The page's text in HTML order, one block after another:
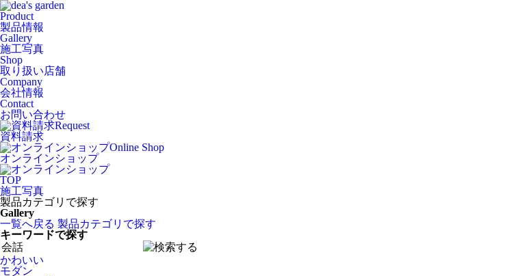
Product
製品情報
Gallery
施工写真
Shop
取り扱い店舗
Company
会社情報
Contact
お問い合わせ
Request
資料請求
Online Shop
オンラインショップ
TOP
施工写真
製品カテゴリで探す
Gallery
一覧へ戻る 製品カテゴリで探す
キーワードで探す
かわいい
モダン